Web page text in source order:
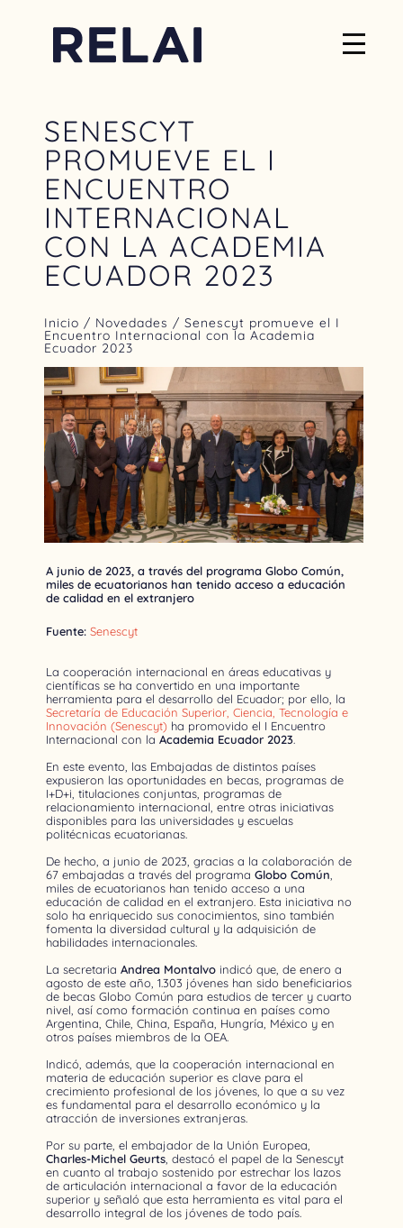
SENESCYT
PROMUEVE EL I
ENCUENTRO
INTERNACIONAL
CON LA ACADEMIA
ECUADOR 2023
Inicio / Novedades / Senescyt promueve el I
Encuentro Internacional con la Academia
Ecuador 2023
A junio de 2023, a través del programa Globo Común,
miles de ecuatorianos han tenido acceso a educación
de calidad en el extranjero
Fuente: Senescyt
La cooperación internacional en áreas educativas y
científicas se ha convertido en una importante
herramienta para el desarrollo del Ecuador; por ello, la
Secretaría de Educación Superior, Ciencia, Tecnología e
Innovación (Senescyt)ha promovido el I Encuentro
Internacional con la Academia Ecuador 2023.
En este evento, las Embajadas de distintos países
expusieron las oportunidades en becas, programas de
I+D+i, titulaciones conjuntas, programas de
relacionamiento internacional, entre otras iniciativas
disponibles para las universidades y escuelas
politécnicas ecuatorianas.
De hecho, a junio de 2023, gracias a la colaboración de
67 embajadas a través del programa Globo Común
miles de ecuatorianos han tenido acceso a una
educación de calidad en el extranjero. Esta iniciativa no
solo ha enriquecido sus conocimientos, sino también
fomenta la diversidad cultural y la adquisición de
habilidades internacionales.
La secretaria Andrea Montalvoindicó que, de enero a
agosto de este año, 1.303 jóvenes han sido beneficiarios
de becas Globo Común para estudios de tercer y cuarto
nivel, así como formación continua en países como
Argentina, Chile, China, España, Hungría, México y en
otros países miembros de la OEA.
Indicó, además, que la cooperación internacional en
materia de educación superior es clave para el
crecimiento profesional de los jóvenes, lo que a su vez
es fundamental para el desarrollo económico y la
atracción de inversiones extranjeras.
Por su parte, el embajador de la Unión Europea,
Charles-Michel Geurts, destacó el papel de la Senescyt
en cuanto al trabajo sostenido por estrechar los lazos
de articulación internacional a favor de la educación
superior y señaló que esta herramienta es vital para el
desarrollo integral de los jóvenes de todo país.